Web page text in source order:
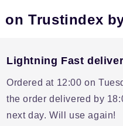
on Trustindex
Lightning Fast
Ordered at 12:00 on
the order delivered by
next day. Will use again!